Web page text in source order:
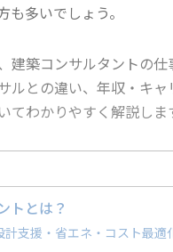
も多いでしょう。
建築コンサルタントの
ルとの違い、年収・キャ
てわかりやすく解説しま
トとは？
計支援・省エネ・コスト最適